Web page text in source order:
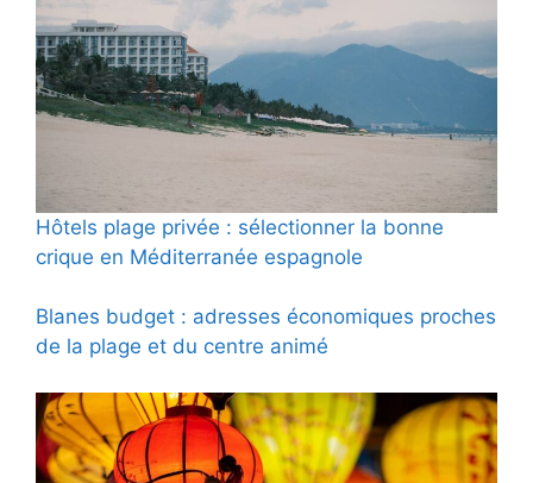
Hôtels plage privée : sélectionner la bonne
crique en Méditerranée espagnole
Blanes budget : adresses économiques proches
de la plage et du centre animé